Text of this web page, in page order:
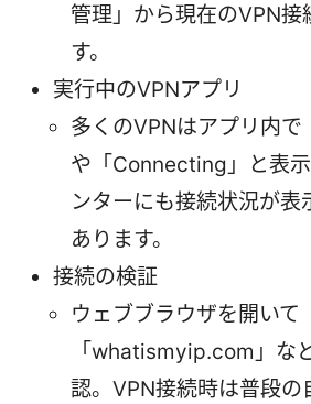
管理」から現在のVPN接
す。
実行中のVPNアプリ
多くのVPNはアプリ内で
や「Connecting」と表
ンターにも接続状況が表
あります。
接続の検証
ウェブブラウザを開いて
「whatismyip.com」な
認。VPN接続時は普段の